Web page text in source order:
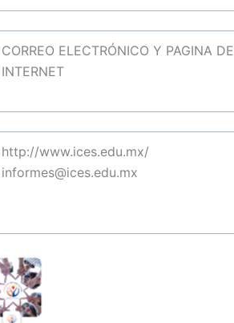
CORREO ELECTRÓNICO Y PAGINA DE
INTERNET
http://www.ices.edu.mx/
informes@ices.edu.mx